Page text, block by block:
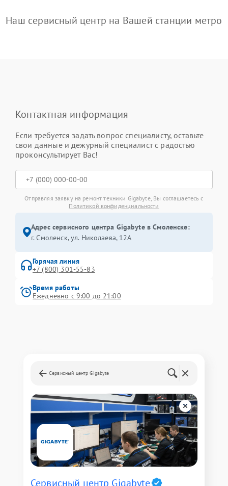
Наш сервисный центр на Вашей станции метро
Контактная информация
Если требуется задать вопрос специалисту, оставьте
свои данные и дежурный специалист с радостью
проконсультирует Вас!
Отправляя заявку на ремонт техники Gigabyte, Вы соглашаетесь с
Политикой конфиденциальности
Адрес сервисного центра Gigabyte в Смоленске:
г. Смоленск, ул. Николаева, 12А
Горячая линия
+7 (800) 301-55-83
Время работы
Ежедневно с 9:00 до 21:00
Сервисный центр Gigabyte
Сервисный центр Gigabyte